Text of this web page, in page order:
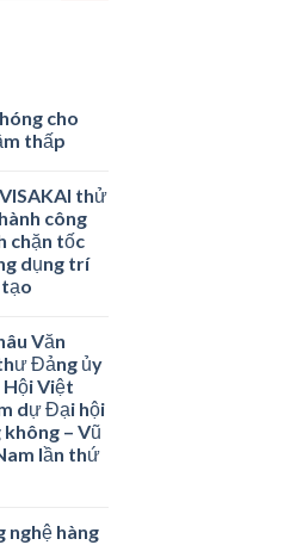
cho
thấp
thử
công
chặn tốc
dụng trí
Văn
Đảng ủy
Hội Việt
dự Đại hội
không – Vũ
lần thứ
nghệ hàng